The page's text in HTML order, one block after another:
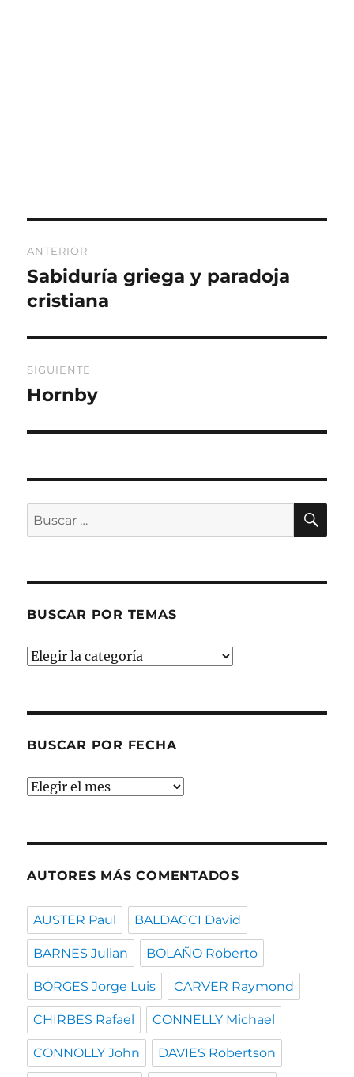
de
entradas
ANTERIOR
Entrada
anterior:
Sabiduría griega y paradoja
cristiana
SIGUIENTE
Entrada
Hornby
Buscar
por:
BUSCAR POR TEMAS
Buscar
BUSCAR POR FECHA
Buscar
AUTORES MÁS COMENTADOS
AUSTER Paul BALDACCI David
BARNES Julian BOLAÑO Roberto
BORGES Jorge Luis CARVER Raymond
CHIRBES Rafael CONNELLY Michael
CONNOLLY John DAVIES Robertson